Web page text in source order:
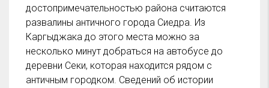
достопримечательностью района считаются
развалины античного города Сиедра. Из
Каргыджака до этого места можно за
несколько минут добраться на автобусе до
деревни Секи, которая находится рядом с
античным городком. Сведений об истории